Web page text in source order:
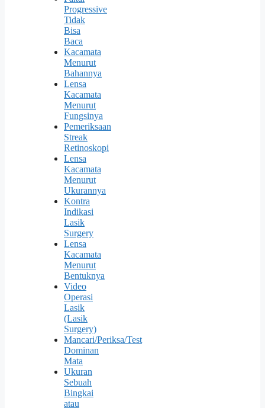
Progressive
Tidak
Bisa
Baca
Kacamata
Menurut
Bahannya
Lensa
Kacamata
Menurut
Fungsinya
Pemeriksaan
Streak
Retinoskopi
Lensa
Kacamata
Menurut
Ukurannya
Kontra
Indikasi
Lasik
Surgery
Lensa
Kacamata
Menurut
Bentuknya
Video
Operasi
Lasik
(Lasik
Surgery)
Mancari/Periksa/Test
Dominan
Mata
Ukuran
Sebuah
Bingkai
atau